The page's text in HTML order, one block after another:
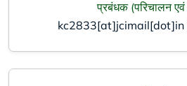
प्रबंधक (परिचालन एवं
kc2833[at]jcimail[dot]in